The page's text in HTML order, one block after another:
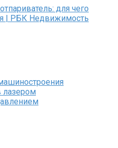
для чего
| РБК Недвижимость
лазером